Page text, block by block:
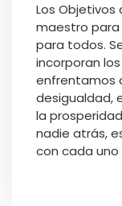
Los Objetivos
maestro para
para todos.
incorporan
enfrentamos
desigualdad,
la
nadie atrás,
con cada